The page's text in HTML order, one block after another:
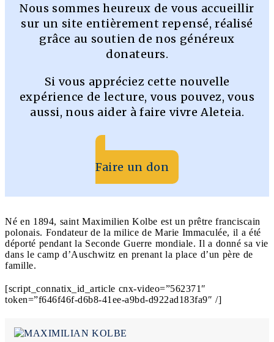
Nous sommes heureux de vous accueillir
sur un site entièrement repensé, réalisé
grâce au soutien de nos généreux
donateurs.
Si vous appréciez cette nouvelle
expérience de lecture, vous pouvez, vous
aussi, nous aider à faire vivre Aleteia.
Faire un don
Né en 1894, saint Maximilien Kolbe est un prêtre franciscain
polonais. Fondateur de la milice de Marie Immaculée, il a été
déporté pendant la Seconde Guerre mondiale. Il a donné sa vie
dans le camp d’Auschwitz en prenant la place d’un père de
famille.
[script_connatix_id_article cnx-video=”562371″
token=”f646f46f-d6b8-41ee-a9bd-d922ad183fa9″ /]